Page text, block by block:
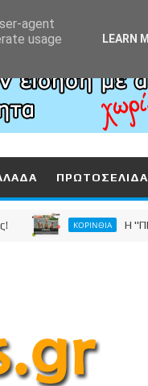
ΠΡΩΤΟΣΕΛΙΔΑ
ΚΟΡΙΝΘΙΑ Η "ΠΝΟΗ
agent
usage
LEARN